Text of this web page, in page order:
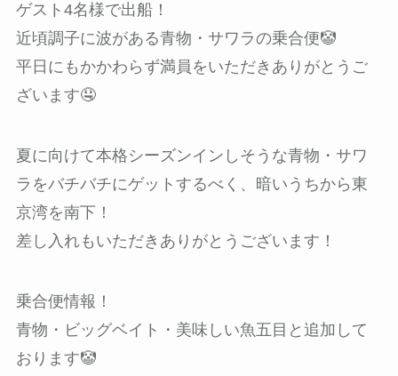
ゲスト4名様で出船！
近頃調子に波がある青物・サワラの乗合便🤡
平日にもかかわらず満員をいただきありがとうご
ざいます🤤
夏に向けて本格シーズンインしそうな青物・サワ
ラをバチバチにゲットするべく、暗いうちから東
京湾を南下！
差し入れもいただきありがとうございます！
乗合便情報！
青物・ビッグベイト・美味しい魚五目と追加して
おります🤡